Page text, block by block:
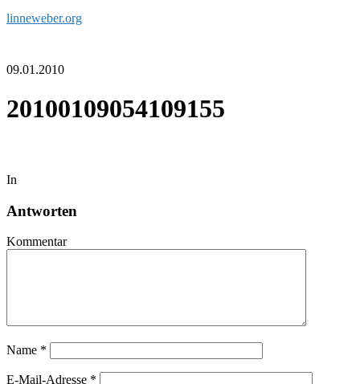
linneweber.org
09.01.2010
20100109054109155
In
Antworten
Kommentar
Name *
E-Mail-Adresse *